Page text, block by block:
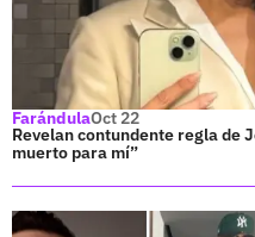
FarándulaOct 22
Revelan contundente regla de
muerto para mí”